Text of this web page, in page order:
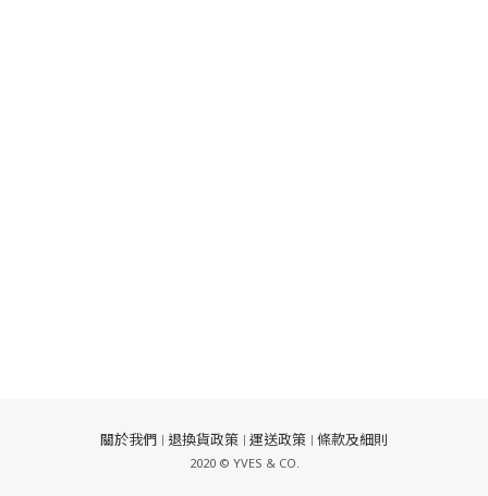
關於我們 退換貨政策 運送政策 條款及細則
2020 © YVES & CO.